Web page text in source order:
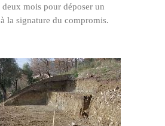
mois pour déposer un
la signature du compromis.